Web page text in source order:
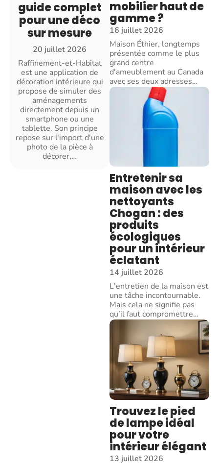
guide complet
pour une déco
sur mesure
20 juillet 2026
Raffinement-et-Habitat
est une application de
décoration intérieure qui
propose de simuler des
aménagements
directement depuis un
smartphone ou une
tablette. Son principe
repose sur l'import d'une
photo de la pièce à
décorer,…
mobilier haut de
gamme ?
16 juillet 2026
Maison Éthier, longtemps
présentée comme le plus
grand centre
d'ameublement au Canada
avec ses deux adresses…
Entretenir sa
maison avec les
nettoyants
Chogan : des
produits
écologiques
pour un intérieur
éclatant
14 juillet 2026
L'entretien de la maison est
une tâche incontournable.
Mais cela ne signifie pas
qu’il faut compromettre…
Trouvez le pied
de lampe idéal
pour votre
intérieur élégant
13 juillet 2026